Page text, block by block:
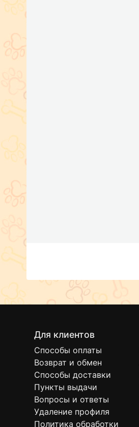
Для клиентов
Способы оплаты
Возврат и обмен
Способы доставки
Пункты выдачи
Вопросы и ответы
Удаление профиля
Политика обработки